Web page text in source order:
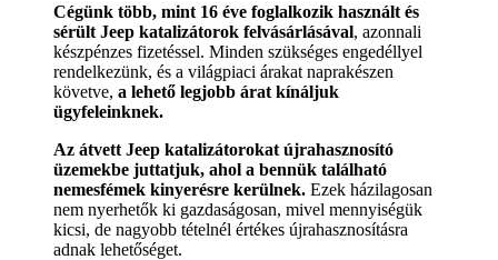
Cégünk több, mint 16 éve foglalkozik használt és
sérült Jeep katalizátorok felvásárlásával, azonnali
készpénzes fizetéssel. Minden szükséges engedéllyel
rendelkezünk, és a világpiaci árakat naprakészen
követve, a lehető legjobb árat kínáljuk
ügyfeleinknek.
Az átvett Jeep katalizátorokat újrahasznosító
üzemekbe juttatjuk, ahol a bennük található
nemesfémek kinyerésre kerülnek. Ezek házilagosan
nem nyerhetők ki gazdaságosan, mivel mennyiségük
kicsi, de nagyobb tételnél értékes újrahasznosításra
adnak lehetőséget.